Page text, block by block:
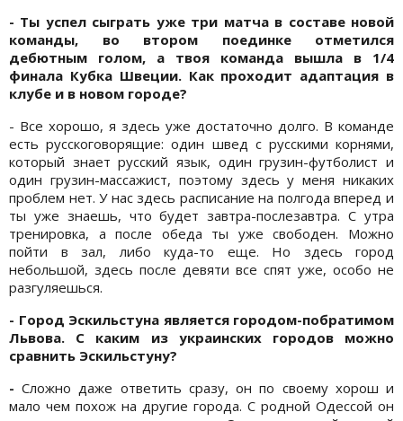
- Ты успел сыграть уже три матча в составе новой
команды, во втором поединке отметился
дебютным голом, а твоя команда вышла в 1/4
финала Кубка Швеции. Как проходит адаптация в
клубе и в новом городе?
- Все хорошо, я здесь уже достаточно долго. В команде
есть русскоговорящие: один швед с русскими корнями,
который знает русский язык, один грузин-футболист и
один грузин-массажист, поэтому здесь у меня никаких
проблем нет. У нас здесь расписание на полгода вперед и
ты уже знаешь, что будет завтра-послезавтра. С утра
тренировка, а после обеда ты уже свободен. Можно
пойти в зал, либо куда-то еще. Но здесь город
небольшой, здесь после девяти все спят уже, особо не
разгуляешься.
- Город Эскильстуна является городом-побратимом
Львова. С каким из украинских городов можно
сравнить Эскильстуну?
-Сложно даже ответить сразу, он по своему хорош и
мало чем похож на другие города. С родной Одессой он